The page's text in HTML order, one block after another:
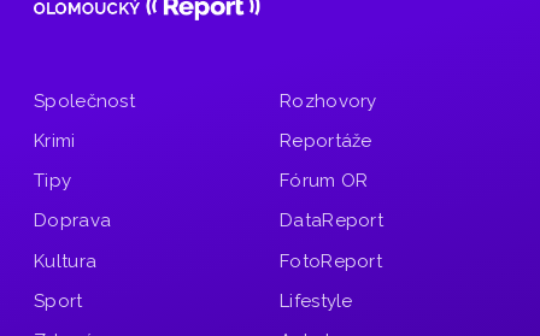
Společnost
Krimi
Tipy
Doprava
Kultura
Sport
Rozhovory
Reportáže
Fórum OR
DataReport
FotoReport
Lifestyle